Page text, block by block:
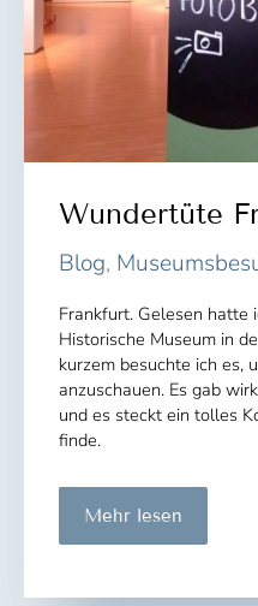
Wundertüte
Blog,
Frankfurt. Gelesen hatte
Historische Museum in
kurzem besuchte ich es,
anzuschauen. Es gab
und es steckt ein tolles
finde.
Wundertüte
Mehr lesen